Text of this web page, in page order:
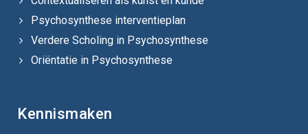
Psychosynthese interventieplan
Verdere Scholing in Psychosynthese
Oriëntatie in Psychosynthese
Kennismaken